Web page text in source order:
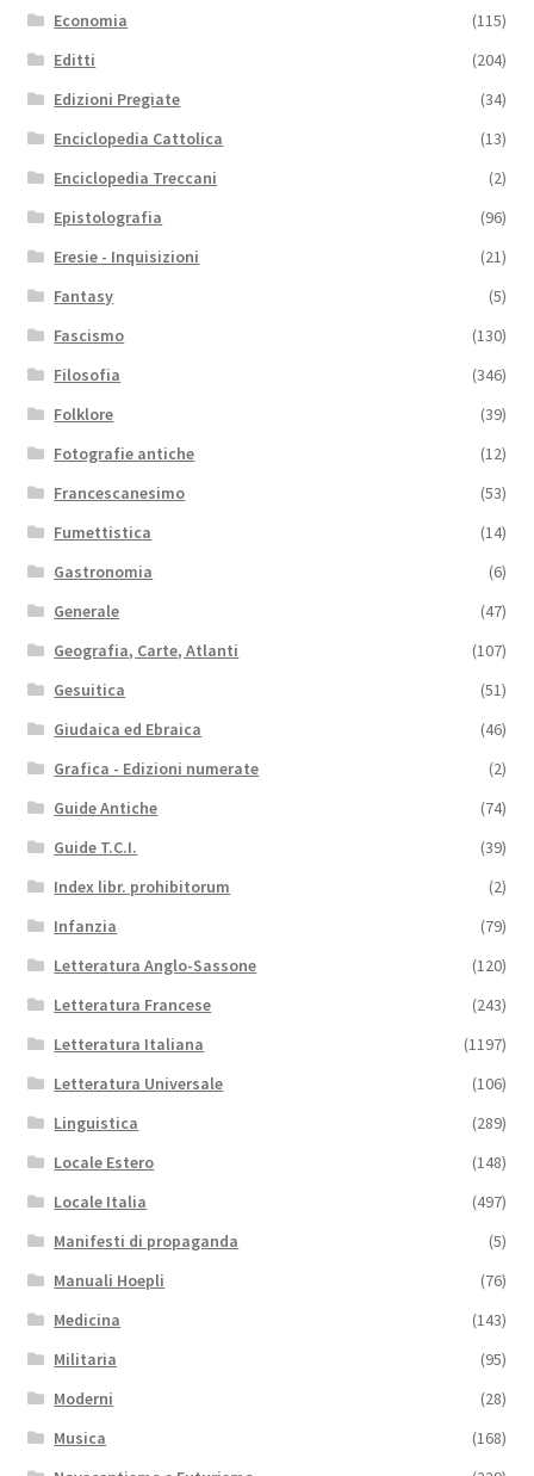
Economia
(115)
Editti
(204)
Edizioni Pregiate
(34)
Enciclopedia Cattolica
(13)
Enciclopedia Treccani
(2)
Epistolografia
(96)
Eresie - Inquisizioni
(21)
Fantasy
(5)
Fascismo
(130)
Filosofia
(346)
Folklore
(39)
Fotografie antiche
(12)
Francescanesimo
(53)
Fumettistica
(14)
Gastronomia
(6)
Generale
(47)
Geografia, Carte, Atlanti
(107)
Gesuitica
(51)
Giudaica ed Ebraica
(46)
Grafica - Edizioni numerate
(2)
Guide Antiche
(74)
Guide T.C.I.
(39)
Index libr. prohibitorum
(2)
Infanzia
(79)
Letteratura Anglo-Sassone
(120)
Letteratura Francese
(243)
Letteratura Italiana
(1197)
Letteratura Universale
(106)
Linguistica
(289)
Locale Estero
(148)
Locale Italia
(497)
Manifesti di propaganda
(5)
Manuali Hoepli
(76)
Medicina
(143)
Militaria
(95)
Moderni
(28)
Musica
(168)